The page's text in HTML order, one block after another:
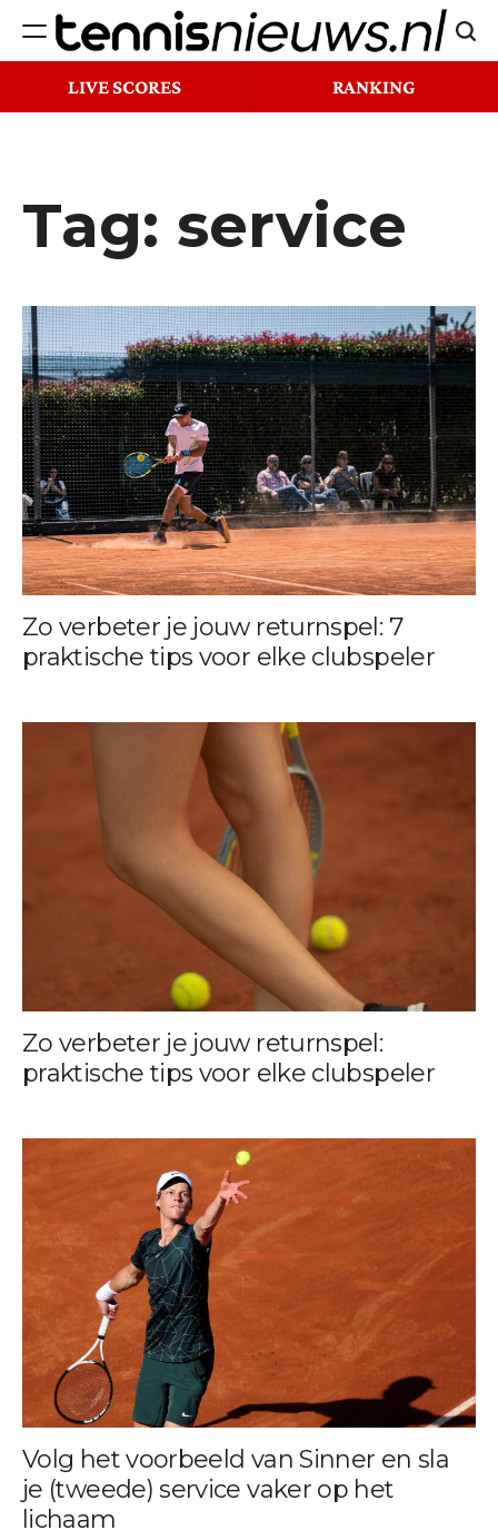
naar
Tennisnieuws.nl
LIVE SCORES RANKING
Tag: service
Zo verbeter je jouw returnspel: 7
praktische tips voor elke clubspeler
Zo verbeter je jouw returnspel:
praktische tips voor elke clubspeler
Volg het voorbeeld van Sinner en sla
je (tweede) service vaker op het
lichaam